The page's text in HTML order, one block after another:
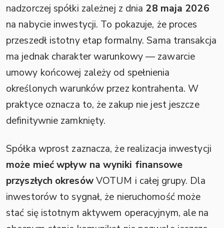
nadzorczej spółki zależnej z dnia 28 maja 2026
na nabycie inwestycji. To pokazuje, że proces
przeszedł istotny etap formalny. Sama transakcja
ma jednak charakter warunkowy — zawarcie
umowy końcowej zależy od spełnienia
określonych warunków przez kontrahenta. W
praktyce oznacza to, że zakup nie jest jeszcze
definitywnie zamknięty.
Spółka wprost zaznacza, że realizacja inwestycji
może mieć wpływ na wyniki finansowe
przyszłych okresówVOTUM i całej grupy. Dla
inwestorów to sygnał, że nieruchomość może
stać się istotnym aktywem operacyjnym, ale na